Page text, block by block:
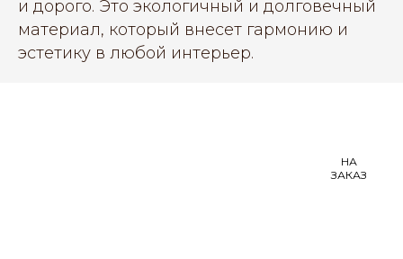
и дорого. Это экологичный и долговечный
материал, который внесет гармонию и
эстетику в любой интерьер.
НА
ЗАКАЗ